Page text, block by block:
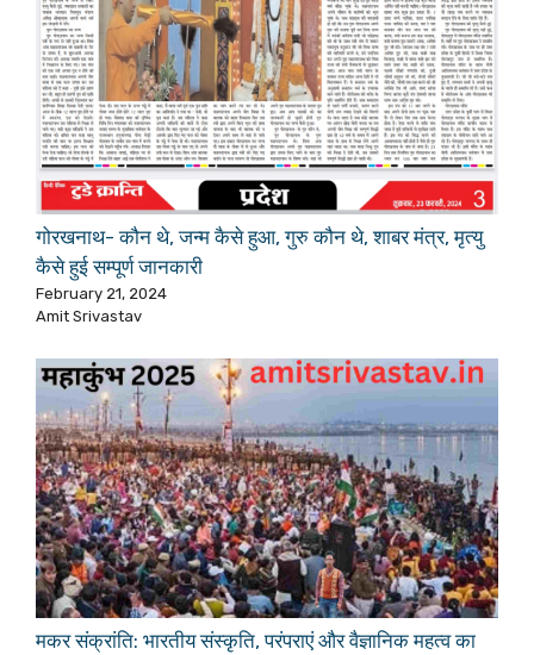
गोरखनाथ- कौन थे, जन्म कैसे हुआ, गुरु कौन थे, शाबर मंत्र, मृत्यु
कैसे हुई सम्पूर्ण जानकारी
February 21, 2024
Amit Srivastav
मकर संक्रांति: भारतीय संस्कृति, परंपराएं और वैज्ञानिक महत्व का